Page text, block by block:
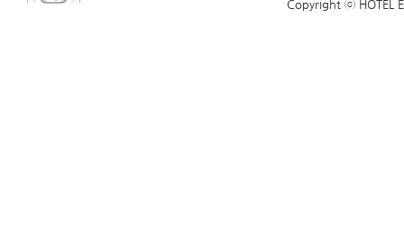
Copyright ⓒ HOTEL